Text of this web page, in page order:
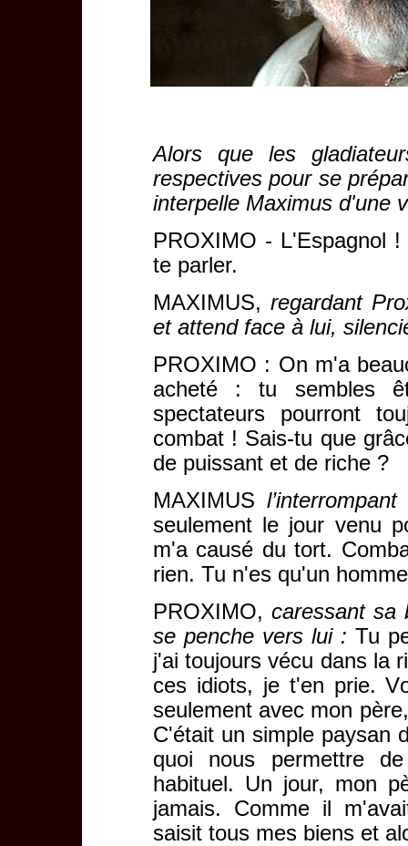
Alors que les
respectives pour se
interpelle Maximus d'une
PROXIMO - L'Espagnol
te parler.
MAXIMUS, regardant
et attend face à lui,
PROXIMO : On m'a
acheté : tu sembles
spectateurs pourront
combat ! Sais-tu que
de puissant et de riche ?
MAXIMUS
seulement le jour venu
m'a causé du tort.
rien. Tu n'es qu'un
PROXIMO, caressant sa
se penche vers lui : Tu
j'ai toujours vécu dans la
ces idiots, je t'en prie.
seulement avec mon
C'était un simple paysan
quoi nous permettre
habituel. Un jour, mon
jamais. Comme il
saisit tous mes biens et